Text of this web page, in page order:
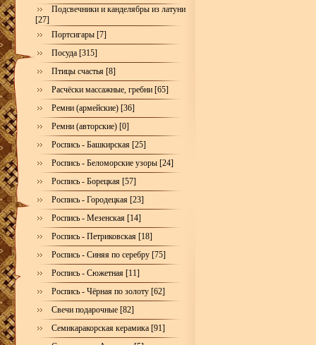
Подсвечники и канделябры из латуни
[27]
Портсигары [7]
Посуда [315]
Птицы счастья [8]
Расчёски массажные, гребни [65]
Ремни (армейские) [36]
Ремни (авторские) [0]
Роспись - Башкирская [25]
Роспись - Беломорские узоры [24]
Роспись - Борецкая [57]
Роспись - Городецкая [23]
Роспись - Мезенская [14]
Роспись - Петриковская [18]
Роспись - Синяя по серебру [75]
Роспись - Сюжетная [11]
Роспись - Чёрная по золоту [62]
Свечи подарочные [82]
Семикаракорская керамика [91]